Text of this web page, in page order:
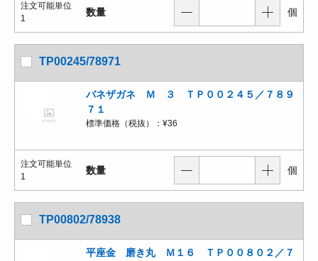
注文可能単位
1
数量 個
TP00245/78971
バネザガネ Ｍ ３ ＴＰ００２４５／７８９
７１
標準価格（税抜）： ¥36
注文可能単位
1
数量 個
TP00802/78938
平座金 磨き丸 Ｍ１６ ＴＰ００８０２／７